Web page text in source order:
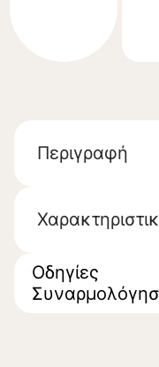
Περιγραφή
Οδηγίες